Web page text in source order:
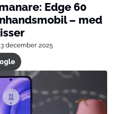
Edge 60
– med
december 2025